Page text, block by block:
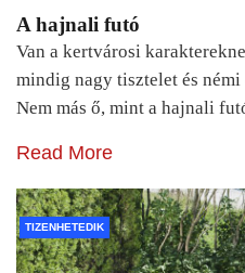
A hajnali futó
Van a kertvárosi
mindig nagy tisztelet és némi
Nem más ő, mint a hajnali
Read More
TIZENHETEDIK